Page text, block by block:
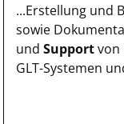
...Erstellung und
sowie
und Supportvon
GLT-Systemen